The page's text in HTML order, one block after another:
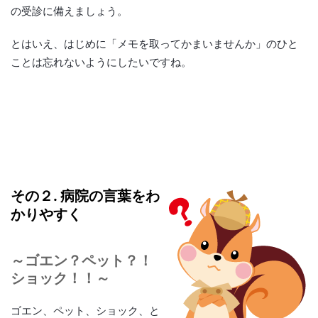
の受診に備えましょう。
とはいえ、はじめに「メモを取ってかまいませんか」のひと
ことは忘れないようにしたいですね。
その２. 病院の言葉をわ
かりやすく
～ゴエン？ペット？！
ショック！！～
ゴエン、ペット、ショック、と